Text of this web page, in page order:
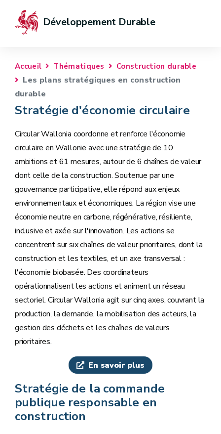
Développement Durable
Accueil Thématiques Construction durable
Les plans stratégiques en construction
durable
Stratégie d'économie circulaire
Circular Wallonia coordonne et renforce l'économie
circulaire en Wallonie avec une stratégie de 10
ambitions et 61 mesures, autour de 6 chaînes de valeur
dont celle de la construction. Soutenue par une
gouvernance participative, elle répond aux enjeux
environnementaux et économiques. La région vise une
économie neutre en carbone, régénérative, résiliente,
inclusive et axée sur l'innovation. Les actions se
concentrent sur six chaînes de valeur prioritaires, dont la
construction et les textiles, et un axe transversal :
l'économie biobasée. Des coordinateurs
opérationnalisent les actions et animent un réseau
sectoriel. Circular Wallonia agit sur cinq axes, couvrant la
production, la demande, la mobilisation des acteurs, la
gestion des déchets et les chaînes de valeurs
prioritaires.
En savoir plus
Stratégie de la commande
publique responsable en
construction